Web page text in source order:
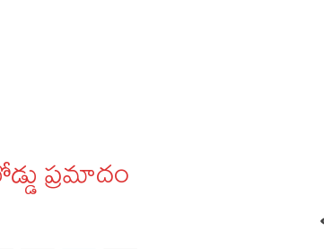
ప్రమాదం